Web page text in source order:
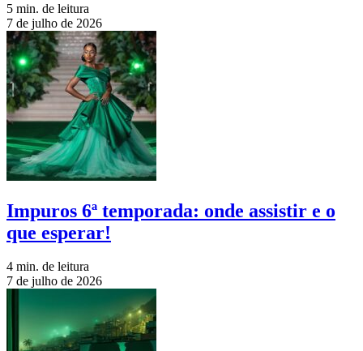
5 min. de leitura
7 de julho de 2026
Impuros 6ª temporada: onde assistir e o
que esperar!
4 min. de leitura
7 de julho de 2026